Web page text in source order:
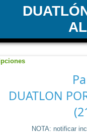
DUATLON
NOTA: notificar